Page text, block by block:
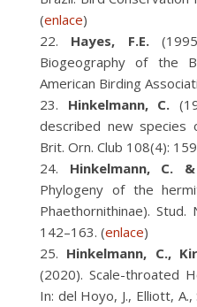
(enlace)
Hayes, F.E.
Biogeography of the
American Birding
Hinkelmann, C.
described new species
Brit. Orn. Club 108(4):
Hinkelmann, C.
Phylogeny of the
Phaethornithinae). Stud.
142–163. (enlace)
Hinkelmann, C.,
(2020). Scale-throated
In: del Hoyo, J., Elliott,